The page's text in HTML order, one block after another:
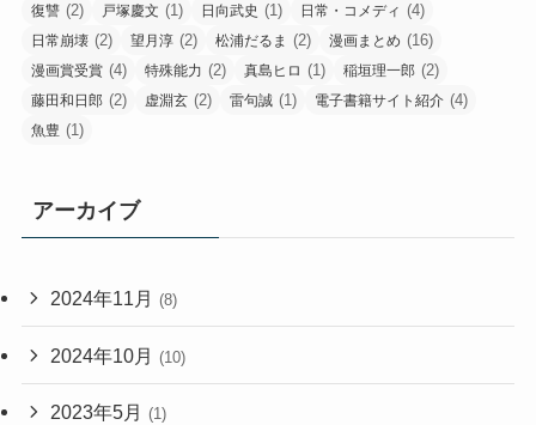
復讐 (2) 戸塚慶文 (1) 日向武史 (1) 日常・コメディ (4)
日常崩壊 (2) 望月淳 (2) 松浦だるま (2) 漫画まとめ (16)
漫画賞受賞 (4) 特殊能力 (2) 真島ヒロ (1) 稲垣理一郎 (2)
藤田和日郎 (2) 虚淵玄 (2) 雷句誠 (1) 電子書籍サイト紹介 (4)
魚豊 (1)
アーカイブ
2024年11月 (8)
2024年10月 (10)
2023年5月 (1)